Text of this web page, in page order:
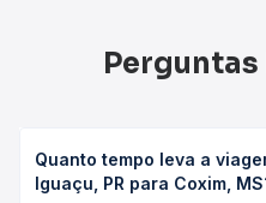
Quanto tempo leva a
Iguaçu, PR para Coxim,